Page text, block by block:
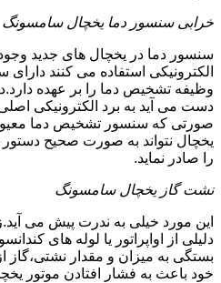
خرابی سنسور دما یخچال سامسونگ
سنسور دما در یخچال های جدید وجود
الکترونیکی استفاده می کنند
وظیفه تشخیص دما را بر عهده
دست می آید به برد الکترونیکی
صورتی که سنسور تشخیص دما
یخچال نتواند به صورت صحیح
را صادر نماید.
نشت گاز یخچال سامسونگ
این مورد خیلی به ندرت پیش می
دلیلی از اواپراتور یا لوله های
بستگی به میزان و مقدار
خود باعث به فشار افتادن موتور